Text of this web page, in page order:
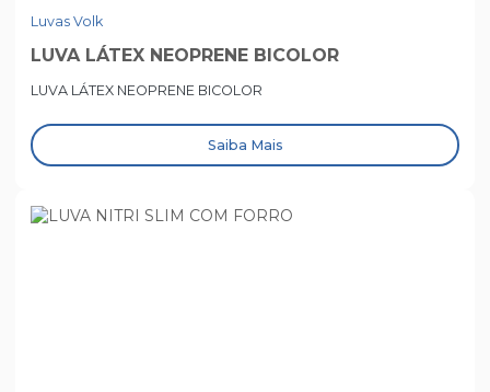
Luvas Volk
LUVA LÁTEX NEOPRENE BICOLOR
LUVA LÁTEX NEOPRENE BICOLOR
Saiba Mais